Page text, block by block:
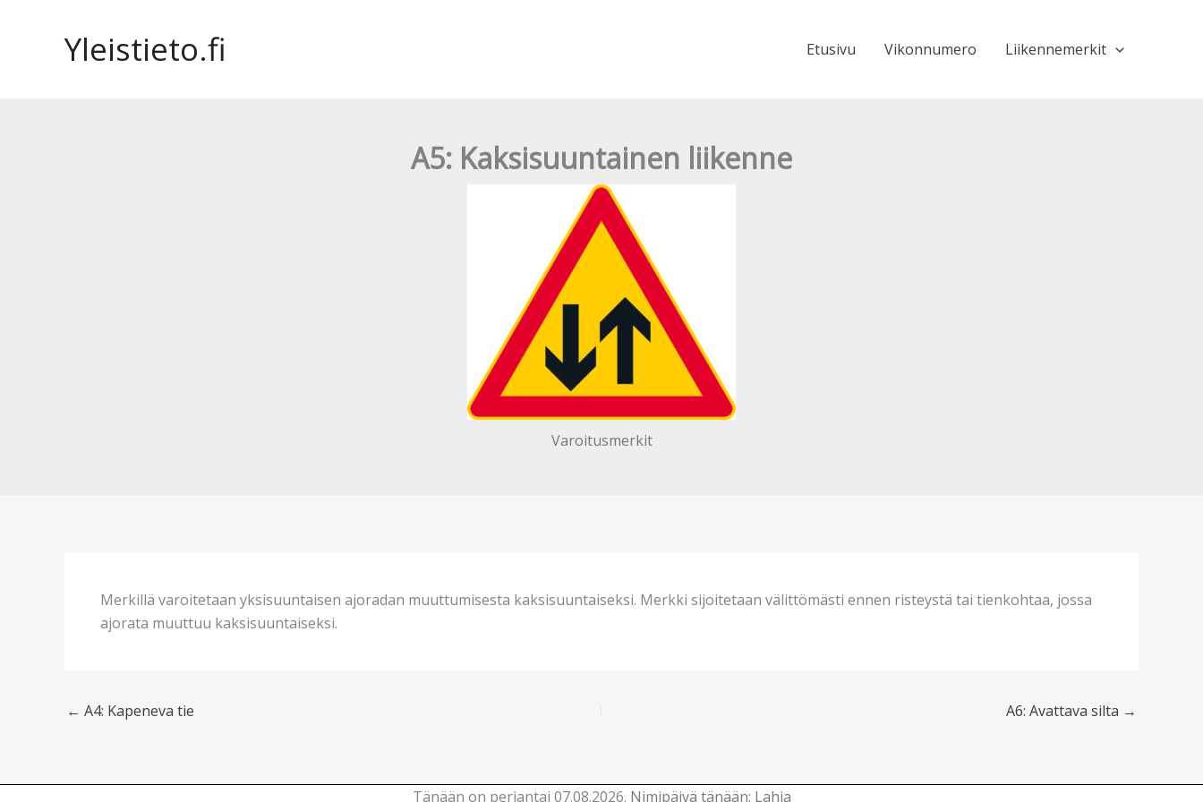
Yleistieto.fi Etusivu Vikonnumero Liikennemerkit
A5: Kaksisuuntainen liikenne
Varoitusmerkit
Merkillä varoitetaan yksisuuntaisen ajoradan muuttumisesta kaksisuuntaiseksi. Merkki sijoitetaan välittömästi ennen risteystä tai tienkohtaa, jossa
ajorata muuttuu kaksisuuntaiseksi.
← A4: Kapeneva tie A6: Avattava silta →
Tänään on perjantai 07.08.2026. Nimipäivä tänään: Lahja